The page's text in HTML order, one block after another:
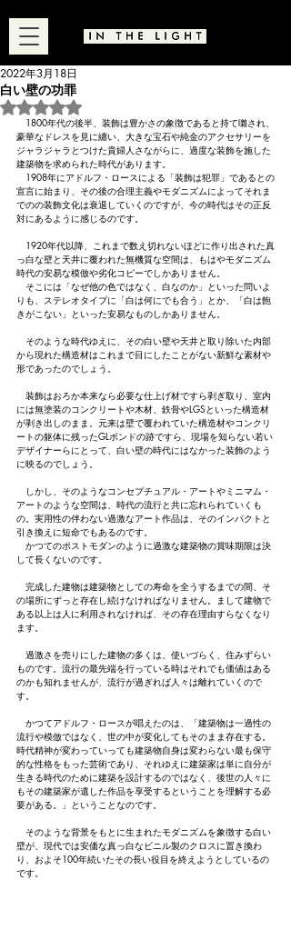
白い壁の功罪
2022年3月18日
5つ星のうちNaNと評価されています。
1800年代の後半、装飾は豊かさの象徴であると持て囃され、
豪華なドレスを見に纏い、大きな宝石や純金のアクセサリーを
ジャラジャラとつけた貴婦人さながらに、過度な装飾を施した
建築物を求められた時代があります。
1908年にアドルフ・ロースによる「装飾は犯罪」であるとの
宣言に始まり、その後の合理主義やモダニズムによってそれま
でのの装飾文化は衰退していくのですが、今の時代はその正反
対にあるように感じるのです。
1920年代以降、これまで数え切れないほどに作り出された真
っ白な壁と天井に覆われた無機質な空間は、もはやモダニズム
時代の安易な模倣や劣化コピーでしかありません。
そこには「なぜ他の色ではなく、白なのか」といった問いよ
りも、ステレオタイプに「白は何にでも合う」とか、「白は飽
きがこない」といった安易なものしかありません。
そのような時代ゆえに、その白い壁や天井と取り除いた内部
から現れた構造材はこれまで目にしたことがない新鮮な素材や
形であったのでしょう。
装飾はおろか本来なら必要な仕上げ材ですら剥ぎ取り、室内
には無塗装のコンクリートや木材、鉄骨やLGSといった構造材
が剥き出しのまま。元来は壁で覆われていた構造材やコンクリ
ートの躯体に残ったGLボンドの跡ですら、 現場を知らない若い
デザイナーらにとって、 白い壁の時代にはなかった装飾のよう
に映るのでしょう。
しかし、そのようなコンセプチュアル・アートやミニマム・
アートのような空間は、時代の流行と共に忘れられていくも
の。実用性の伴わない過激なアート作品は、そのインパクトと
引き換えに短命でもあるのです。
かつてのポストモダンのように過激な建築物の賞味期限は決
して長くないのです。
完成した建物は建築物としての寿命を全うするまでの間、そ
の場所にずっと存在し続けなければなりません。まして建物で
ある以上は人に利用されなければ、その存在理由すらなくなり
ます。
過激さを売りにした建物の多くは、使いづらく、住みずらい
ものです。流行の最先端を行っている時はそれでも価値はある
のかも知れませんが、流行が過ぎれば人々は離れていくので
す。
かつてアドルフ・ロースが唱えたのは、「建築物は一過性の
流行や模倣ではなく、 世の中が変化してもそのまま存在する。
時代精神が変わっていっても建築物自身は変わらない最も保守
的な性格をもった芸術であり、それゆえに建築家は単に自分が
生きる時代のために建築を設計するのではなく、後世の人々に
もその建築家が遺した作品を享受するということを理解する必
要がある。」ということなのです。
そのような背景をもとに生まれたモダニズムを象徴する白い
壁が、現代では安価な真っ白なビニル製のクロスに置き換わ
り、およそ100年続いたその長い役目を終えようとしているの
です。